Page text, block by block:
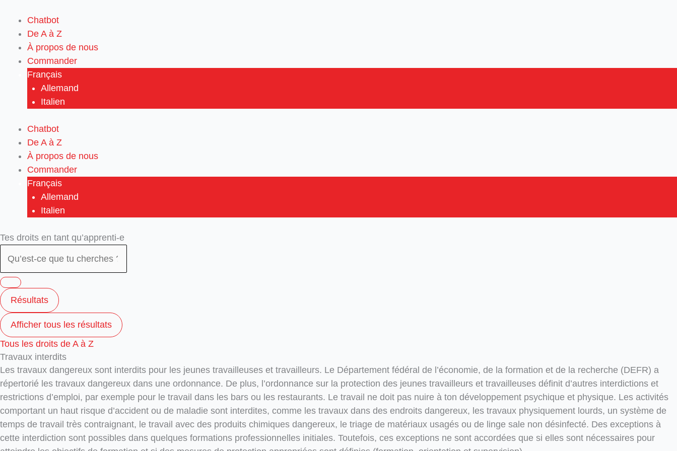
contenu
Chatbot
De A à Z
À propos de nous
Commander
Français
Allemand
Italien
Chatbot
De A à Z
À propos de nous
Commander
Français
Allemand
Italien
Tes droits en tant qu’apprenti-e
Search
Résultats
Afficher tous les résultats
Tous les droits de A à Z
Travaux interdits
Les travaux dangereux sont interdits pour les jeunes travailleuses et travailleurs. Le Département fédéral de l’économie, de la formation et de la recherche (DEFR) a
répertorié les travaux dangereux dans une ordonnance. De plus, l’ordonnance sur la protection des jeunes travailleurs et travailleuses définit d’autres interdictions et
restrictions d’emploi, par exemple pour le travail dans les bars ou les restaurants. Le travail ne doit pas nuire à ton développement psychique et physique. Les activités
comportant un haut risque d’accident ou de maladie sont interdites, comme les travaux dans des endroits dangereux, les travaux physiquement lourds, un système de
temps de travail très contraignant, le travail avec des produits chimiques dangereux, le triage de matériaux usagés ou de linge sale non désinfecté. Des exceptions à
cette interdiction sont possibles dans quelques formations professionnelles initiales. Toutefois, ces exceptions ne sont accordées que si elles sont nécessaires pour
Search